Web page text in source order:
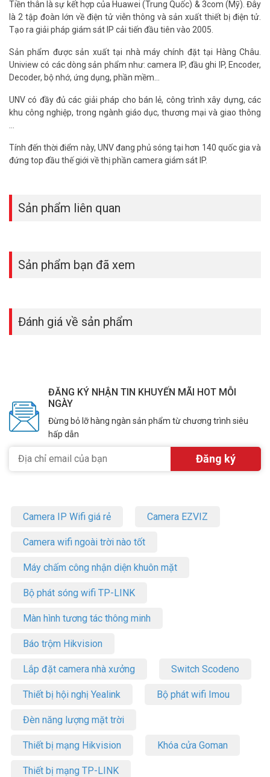
Không bao gồm trường hợp do hỏa hoạn hoặc cố ý phá hoại. Sản
phẩm cháy nổ chỉ được hỗ trợ 1 lần đối với mỗi sản phẩm.
– Thời gian đổi và trả hàng bảo hành: Trong vòng 03 ngày đối với
mã thông dụng có sẵn, 30 ngày đối với hàng không có phải đặt
main hãng.
Hỗ trợ giấy tờ chính hãng khi tham gia đấu thầu như CO, CQ, giấy ủy
quyền của hãng cho mỗi dự án đăng ký. Vũ Hoàng Telecom Cam
kết bảo vệ dự án đến cùng cho khách hàng. Quý khách có nhu cầu
tư vấn và
giá bán bộ KIT camera UNV
xin vui lòng liên hệ Hotline
Tham khảo các kênh thông tin khác:
– Facebook:
https://www.facebook.com/vuhoangtelecom/
– Website:
Tiền thân là sự kết hợp của Huawei (Trung Quốc) & 3com (Mỹ). Đây
là 2 tập đoàn lớn về điện tử viễn thông và sản xuất thiết bị điện tử.
Tạo ra giải pháp giám sát IP cải tiến đầu tiên vào 2005.
Sản phẩm được sản xuất tại nhà máy chính đặt tại Hàng Châu.
Uniview có các dòng sản phẩm như: camera IP, đầu ghi IP, Encoder,
Decoder, bộ nhớ, ứng dụng, phần mềm...
UNV có đầy đủ các giải pháp cho bán lẻ, công trình xây dựng, các
khu công nghiệp, trong ngành giáo dục, thương mại và giao thông
Tính đến thời điểm này, UNV đang phủ sóng tại hơn 140 quốc gia và
đứng top đầu thế giới về thị phần camera giám sát IP.
Sản phẩm liên quan
Sản phẩm bạn đã xem
Đánh giá về sản phẩm
ĐĂNG KÝ NHẬN TIN KHUYẾN MÃI HOT MỖI
NGÀY
Đừng bỏ lỡ hàng ngàn sản phẩm từ chương trình siêu
hấp dẫn
Camera IP Wifi giá rẻ Camera EZVIZ
Camera wifi ngoài trời nào tốt
Máy chấm công nhận diện khuôn mặt
Bộ phát sóng wifi TP-LINK
Màn hình tương tác thông minh
Báo trộm Hikvision
Lắp đặt camera nhà xưởng Switch Scodeno
Thiết bị hội nghị Yealink Bộ phát wifi Imou
Đèn năng lượng mặt trời
Thiết bị mạng Hikvision Khóa cửa Goman
Thiết bị mạng TP-LINK